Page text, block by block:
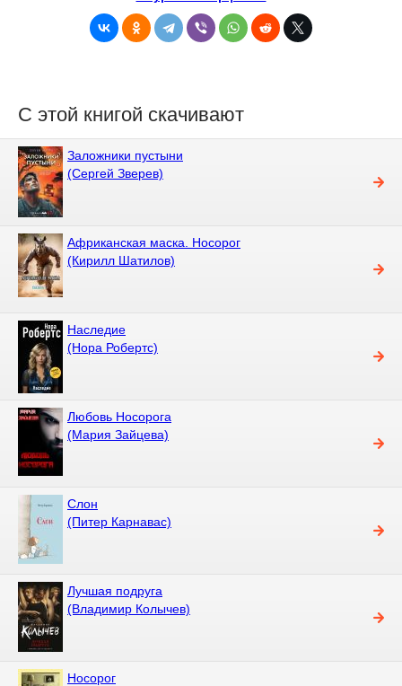
С этой книгой скачивают
Заложники пустыни
(Сергей Зверев)
Африканская маска. Носорог
(Кирилл Шатилов)
Наследие
(Нора Робертс)
Любовь Носорога
(Мария Зайцева)
Слон
(Питер Карнавас)
Лучшая подруга
(Владимир Колычев)
Носорог